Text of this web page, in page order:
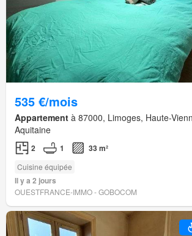
535 €/mois
Appartement à 87000, Limoges, Haute-
Aquitaine
2 1 33 m²
Cuisine équipée
Il y a 2 jours
OUESTFRANCE-IMMO - GOBOCOM